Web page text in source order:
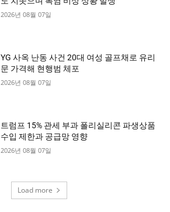
2026년 08월 07일
YG 사옥 난동 사건 20대 여성 골프채로 유리
문 가격해 현행범 체포
2026년 08월 07일
트럼프 15% 관세 부과 폴리실리콘 파생상품
수입 제한과 공급망 영향
2026년 08월 07일
Load more